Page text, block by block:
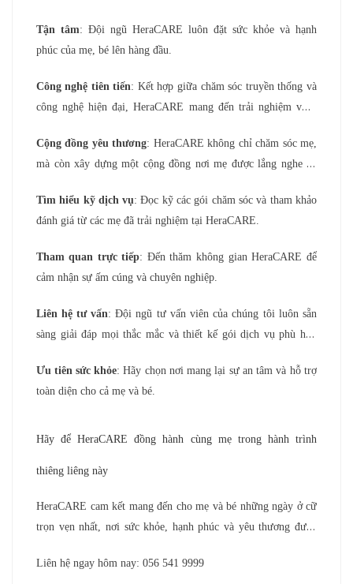
Tận tâm: Đội ngũ HeraCARE luôn đặt sức khỏe và hạnh
phúc của mẹ, bé lên hàng đầu.
Công nghệ tiên tiến: Kết hợp giữa chăm sóc truyền thống và
công nghệ hiện đại, HeraCARE mang đến trải nghiệm vượt
Cộng đồng yêu thương: HeraCARE không chỉ chăm sóc mẹ,
mà còn xây dựng một cộng đồng nơi mẹ được lắng nghe và
Lời khuyên khi chọn trung tâm ở cữ từ HeraCARE
Tìm hiểu kỹ dịch vụ: Đọc kỹ các gói chăm sóc và tham khảo
đánh giá từ các mẹ đã trải nghiệm tại HeraCARE.
Tham quan trực tiếp: Đến thăm không gian HeraCARE để
cảm nhận sự ấm cúng và chuyên nghiệp.
Liên hệ tư vấn: Đội ngũ tư vấn viên của chúng tôi luôn sẵn
sàng giải đáp mọi thắc mắc và thiết kế gói dịch vụ phù hợp
Ưu tiên sức khỏe: Hãy chọn nơi mang lại sự an tâm và hỗ trợ
toàn diện cho cả mẹ và bé.
Hãy để HeraCARE đồng hành cùng mẹ trong hành trình
thiêng liêng này
HeraCARE cam kết mang đến cho mẹ và bé những ngày ở cữ
trọn vẹn nhất, nơi sức khỏe, hạnh phúc và yêu thương được
quawebsite Hera Carehoặc ứng dụng di động để được tư
Liên hệ ngay hôm nay: 056 541 9999